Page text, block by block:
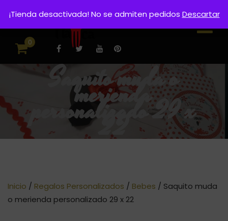
0
Saquito muda o
merienda
personalizado 29 x
22
Inicio / Regalos Personalizados / Bebes / Saquito muda
o merienda personalizado 29 x 22
¡Tienda desactivada! No se admiten pedidos Descartar